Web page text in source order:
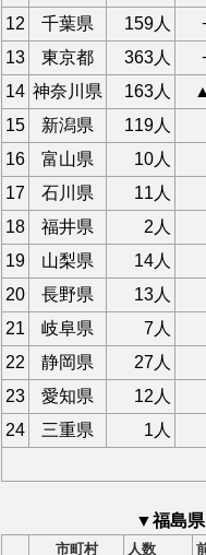
12
千葉県 159人
13
東京都 363人
14 神奈川県 163人
15
新潟県 119人
16
富山県 10人
17
石川県 11人
18
福井県 2人
19
山梨県 14人
20
長野県 13人
21
岐阜県 7人
22
静岡県 27人
23
愛知県 12人
24
三重県 1人
▼福島県
市町村 人数